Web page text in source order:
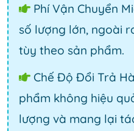
Phí Vận Chuyển
số lượng lớn, ngoài
tùy theo sản phẩm.
Chế Độ Đổi Trả
phẩm không hiệu
lượng và mang lại